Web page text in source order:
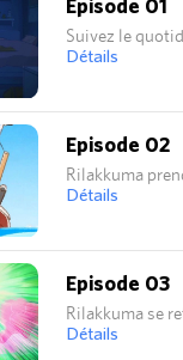
Episode 01
Suivez le
Détails
Episode 02
Rilakkuma
Détails
Episode 03
Rilakkuma se
Détails